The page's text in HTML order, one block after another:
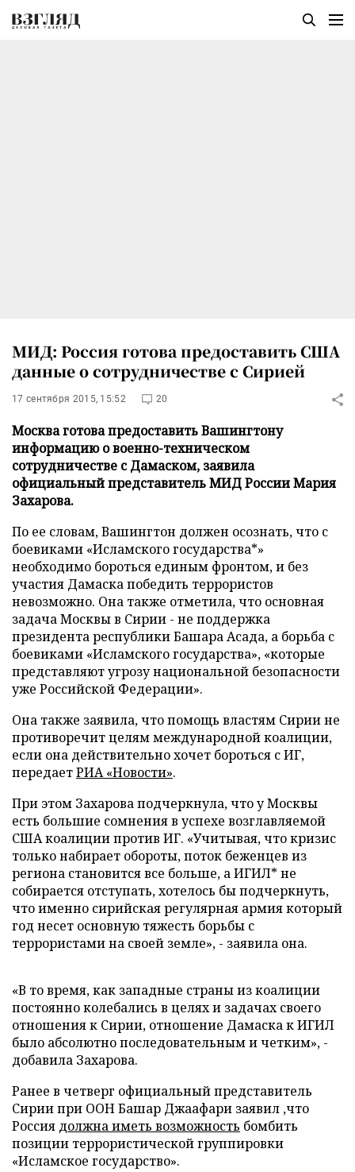
МИД: Россия готова предоставить США
данные о сотрудничестве с Сирией
17 сентября 2015, 15:52 20
Москва готова предоставить Вашингтону
информацию о военно-техническом
сотрудничестве с Дамаском, заявила
официальный представитель МИД России Мария
Захарова.
По ее словам, Вашингтон должен осознать, что с
боевиками «Исламского государства*»
необходимо бороться единым фронтом, и без
участия Дамаска победить террористов
невозможно. Она также отметила, что основная
задача Москвы в Сирии - не поддержка
президента республики Башара Асада, а борьба с
боевиками «Исламского государства», «которые
представляют угрозу национальной безопасности
уже Российской Федерации».
Она также заявила, что помощь властям Сирии не
противоречит целям международной коалиции,
если она действительно хочет бороться с ИГ,
передаетРИА «Новости».
При этом Захарова подчеркнула, что у Москвы
есть большие сомнения в успехе возглавляемой
США коалиции против ИГ. «Учитывая, что кризис
только набирает обороты, поток беженцев из
региона становится все больше, а ИГИЛ* не
собирается отступать, хотелось бы подчеркнуть,
что именно сирийская регулярная армия который
год несет основную тяжесть борьбы с
террористами на своей земле», - заявила она.
«В то время, как западные страны из коалиции
постоянно колебались в целях и задачах своего
отношения к Сирии, отношение Дамаска к ИГИЛ
было абсолютно последовательным и четким», -
добавила Захарова.
Ранее в четверг официальный представитель
Сирии при ООН Башар Джаафари заявил ,что
Россия должна иметь возможность бомбить
позиции террористической группировки
«Исламское государство».